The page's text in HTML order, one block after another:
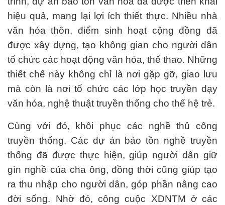
hiệu quả, mang lại lợi ích thiết thực. Nhiều nhà
văn hóa thôn, điểm sinh hoạt cộng đồng đã
được xây dựng, tạo không gian cho người dân
tổ chức các hoạt động văn hóa, thể thao. Những
thiết chế này không chỉ là nơi gặp gỡ, giao lưu
mà còn là nơi tổ chức các lớp học truyền dạy
văn hóa, nghệ thuật truyền thống cho thế hệ trẻ.
Cùng với đó, khôi phục các nghề thủ công
truyền thống. Các dự án bảo tồn nghề truyền
thống đã được thực hiện, giúp người dân giữ
gìn nghề của cha ông, đồng thời cũng giúp tạo
ra thu nhập cho người dân, góp phần nâng cao
đời sống. Nhờ đó, công cuộc XDNTM ở các